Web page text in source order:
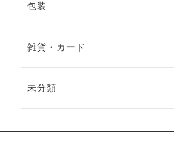
包装
雑貨・カード
未分類